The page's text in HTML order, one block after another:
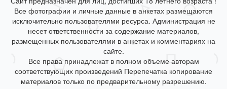
Все фотографии и личные данные в анкетах размещаются
исключительно пользователями ресурса. Администрация не
несет ответственности за содержание материалов,
размещенных пользователями в анкетах и комментариях на
сайте.
Все права принадлежат в полном объеме авторам
соответствующих произведений Перепечатка копирование
материалов только по предварительному разрешению.